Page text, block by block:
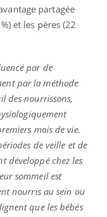
partagée
et les pères (22
par de
par la méthode
des nourrissons,
mois de vie.
de veille et de
développé chez les
sommeil est
nourris au sein ou
que les bébés